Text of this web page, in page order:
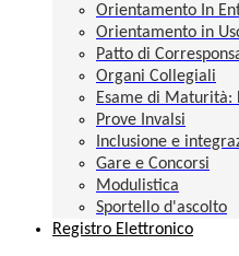
Orientamento In
Orientamento in
Patto di
Organi Collegiali
Esame di Maturità:
Prove Invalsi
Inclusione e
Gare e Concorsi
Modulistica
Sportello d'ascolto
Registro Elettronico